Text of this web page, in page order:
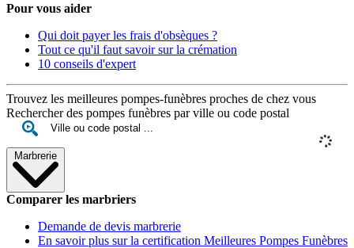
Pour vous aider
Qui doit payer les frais d'obsèques ?
Tout ce qu'il faut savoir sur la crémation
10 conseils d'expert
Trouvez les meilleures pompes-funèbres proches de chez vous
Rechercher des pompes funèbres par ville ou code postal
Marbrerie
Comparer les marbriers
Demande de devis marbrerie
En savoir plus sur la certification Meilleures Pompes Funèbres